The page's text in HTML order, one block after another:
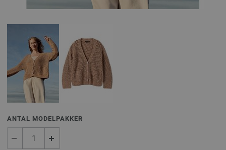
ANTAL MODELPAKKER